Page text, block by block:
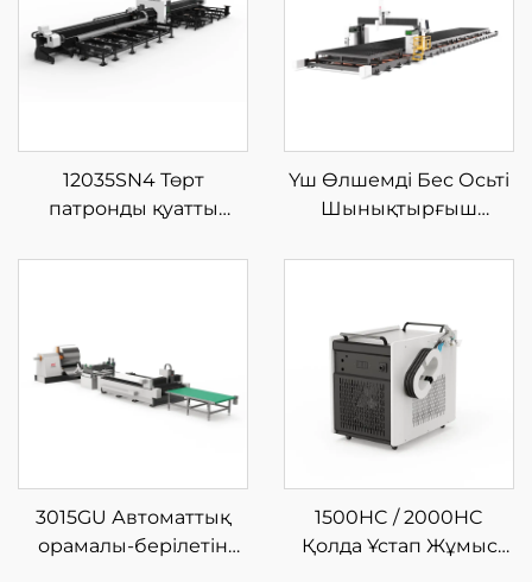
12035SN4 Төрт
патронды қуатты
түтік кесетін машина
Үш Өлшемді Бес Осьті
Шынықтырғыш
Машинасы
3015GU Автоматтық
орамалы-берілетін
1500HC / 2000HC
Қолда Ұстап Жұмыс